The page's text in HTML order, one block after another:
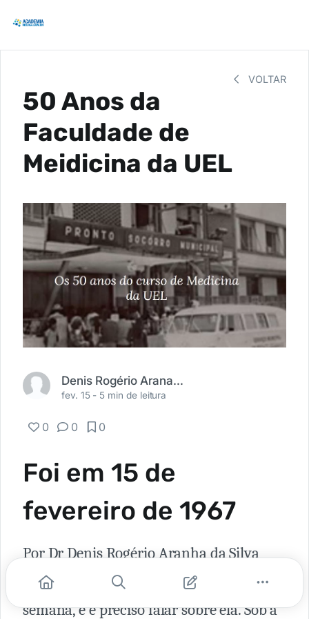
VOLTAR
50 Anos da
Faculdade de
Meidicina da UEL
Denis Rogério Aranaha da Silva
fev. 15 - 5 min de leitura
0 0 0
Foi em 15 de
fevereiro de 1967
Por Dr Denis Rogério Aranha da Silva
A gloriosa [UEL] faz 50 anos essa
semana, e é preciso falar sobre ela. Sob a